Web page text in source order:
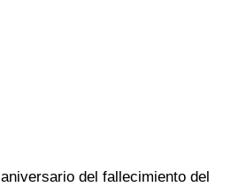
del fallecimiento del